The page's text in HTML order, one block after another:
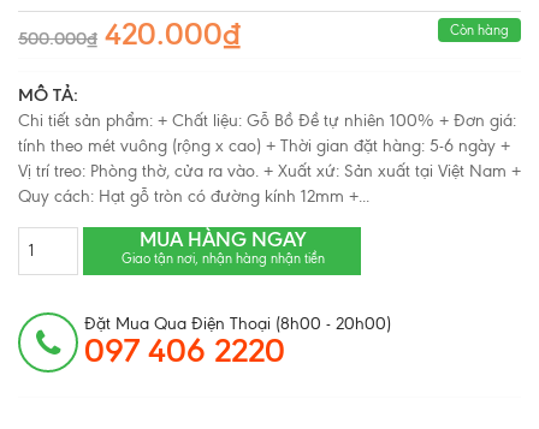
500.000₫ 420.000₫ Còn hàng
MÔ TẢ:
Chi tiết sản phẩm: + Chất liệu: Gỗ Bồ Đề tự nhiên 100% + Đơn giá:
tính theo mét vuông (rộng x cao) + Thời gian đặt hàng: 5-6 ngày +
Vị trí treo: Phòng thờ, cửa ra vào. + Xuất xứ: Sản xuất tại Việt Nam +
Quy cách: Hạt gỗ tròn có đường kính 12mm +...
MUA HÀNG NGAY
Giao tận nơi, nhận hàng nhận tiền
Đặt Mua Qua Điện Thoại (8h00 - 20h00)
097 406 2220